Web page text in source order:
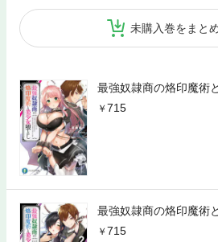
未購入巻をまと
最強奴隷商の烙印魔術
715
最強奴隷商の烙印魔術
715